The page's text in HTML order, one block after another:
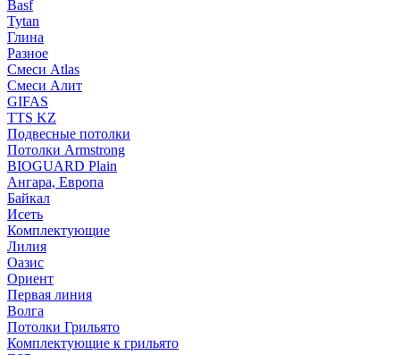
Basf
Tytan
Глина
Разное
Смеси Atlas
Смеси Алит
GIFAS
TTS KZ
Подвесные потолки
Потолки Armstrong
BIOGUARD Plain
Ангара, Европа
Байкал
Исеть
Комплектующие
Лилия
Оазис
Ориент
Первая линия
Волга
Потолки Грильято
Комплектующие к грильято